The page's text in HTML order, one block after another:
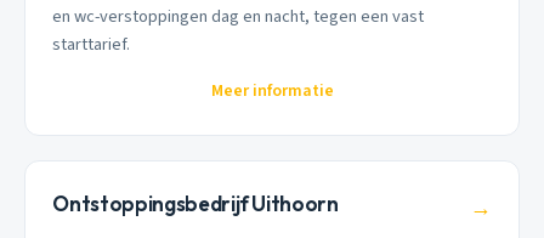
en wc-verstoppingen dag en nacht, tegen een vast
starttarief.
Meer informatie
Ontstoppingsbedrijf Uithoorn →